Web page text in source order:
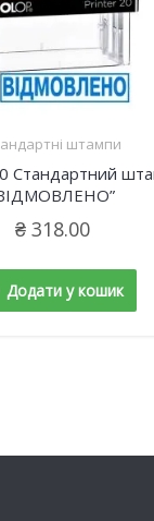
штампи
Cтандартний
₴318.00
Додати у кошик